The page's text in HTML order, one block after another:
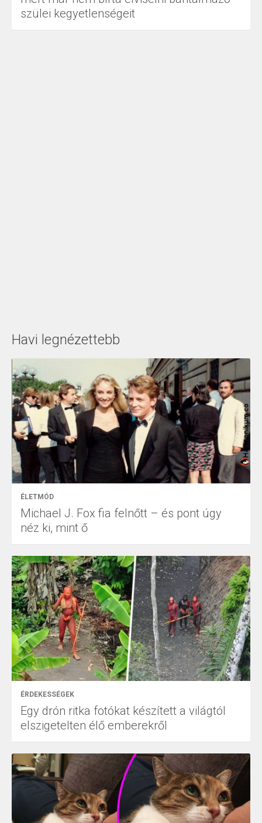
szülei kegyetlenségeit
Havi legnézettebb
ÉLETMÓD
Michael J. Fox fia felnőtt – és pont úgy
néz ki, mint ő
ÉRDEKESSÉGEK
Egy drón ritka fotókat készített a világtól
elszigetelten élő emberekről